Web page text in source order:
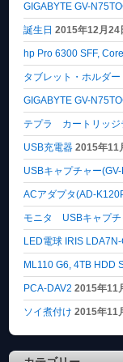
GIGABYTE GV-
誕生日 2015年12月24
hp Pro 6300 SFF,
タブレット・ホルダー
GIGABYTE GV-
テプラ カートリッジ
USB充電器 2015年11
USBキャプチャー
ACアダプタ(AD-
モニタ USBキャプチ
LED電球 IRIS
ML110 G6, 4TB HDD
PCA-DAV2 2015年11
ソイ煮付け 2015年11